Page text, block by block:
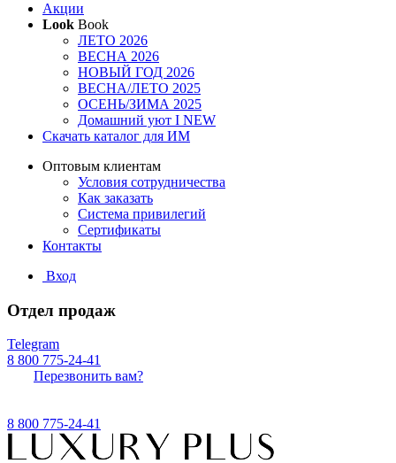
Акции
Look Book
ЛЕТО 2026
ВЕСНА 2026
НОВЫЙ ГОД 2026
ВЕСНА/ЛЕТО 2025
ОСЕНЬ/ЗИМА 2025
Домашний уют I NEW
Скачать каталог для ИМ
Оптовым клиентам
Условия сотрудничества
Как заказать
Система привилегий
Сертификаты
Контакты
Вход
Отдел продаж
Telegram
8 800 775-24-41
Перезвонить вам?
8 800 775-24-41